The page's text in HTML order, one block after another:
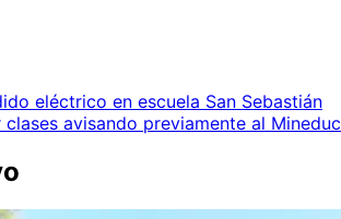
eléctrico en escuela San Sebastián
avisando previamente al Mineduc